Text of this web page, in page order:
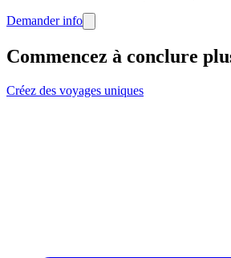
Demander info
Commencez à conclure
Créez des voyages uniques